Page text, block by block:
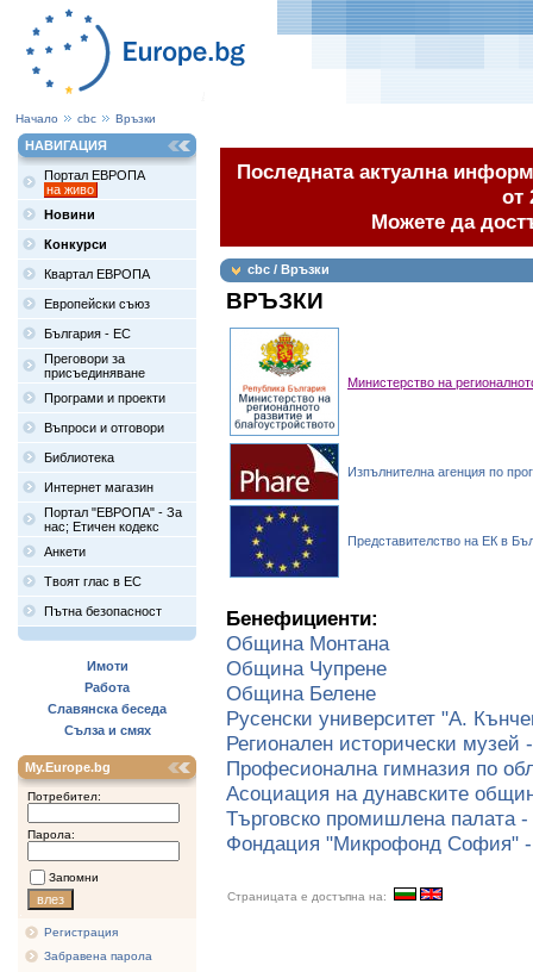
Начало cbc Връзки
НАВИГАЦИЯ
Портал ЕВРОПА
на живо
Новини
Конкурси
Квартал ЕВРОПА
Европейски съюз
България - ЕС
Преговори за
присъединяване
Програми и проекти
Въпроси и отговори
Библиотека
Интернет магазин
Портал "ЕВРОПА" - За
нас; Етичен кодекс
Анкети
Твоят глас в ЕС
Пътна безопасност
Имоти
Работа
Славянска беседа
Сълза и смях
My.Europe.bg
Потребител:
Парола:
Запомни
Регистрация
Забравена парола
Последната актуална
от
Можете да
cbc / Връзки
ВРЪЗКИ
Министерство на
Изпълнителна агенция по
Представителство на ЕК в
Бенефициенти:
Община Монтана
Община Чупрене
Община Белене
Русенски университет "А.
Регионален исторически музей
Професионална гимназия по
Асоциация на дунавските
Търговско промишлена палата
Фондация "Микрофонд София" -
Страницата е достъпна на: